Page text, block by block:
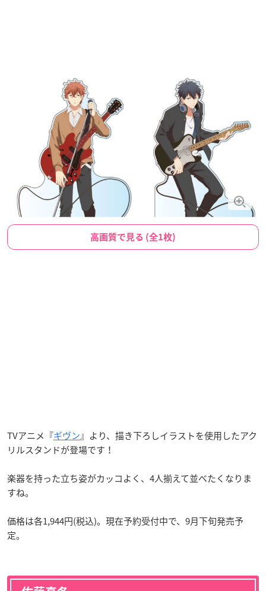
高画質で見る (全1枚)
TVアニメ『ギヴン』より、描き下ろしイラストを使用したアク
リルスタンドが登場です！
楽器を持った立ち姿がカッコよく、4人揃えて並べたくなりま
すね。
価格は各1,944円(税込)。現在予約受付中で、9月下旬発売予
定。